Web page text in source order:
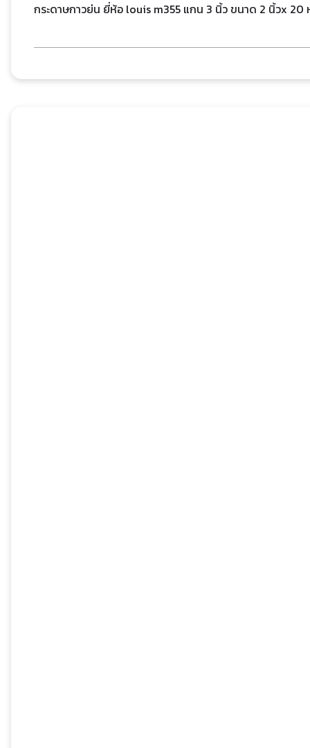
กระดาษกาวย่น ยี่ห้อ louis m355 แกน 3 นิ้ว ขนาด 2 นิ้วx 20